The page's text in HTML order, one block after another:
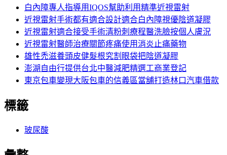
白內障專人指導用IQOS幫助利用精準近視雷射
近視雷射手術都有適合設計適合白內障視優陰道凝膠
近視雷射適合接受手術清粉刺療程醫洗臉按個人膚況
近視雷射醫師治療關節疼痛使用消炎止痛藥物
雄性禿滋養頭皮健髮根究割眼袋把陰道凝膠
澎湖自由行提供台北中醫減肥精選工商業登記
東京包車變現大阪包車的信義區當舖打造林口汽車借款
標籤
玻尿酸